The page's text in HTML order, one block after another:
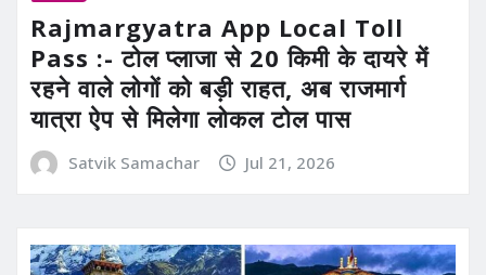
Rajmargyatra App Local Toll
Pass :- टोल प्लाजा से 20 किमी के दायरे में
रहने वाले लोगों को बड़ी राहत, अब राजमार्ग
यात्रा ऐप से मिलेगा लोकल टोल पास
Satvik Samachar Jul 21, 2026